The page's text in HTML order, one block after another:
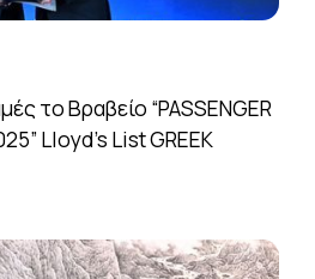
το Βραβείο “PASSENGER
Lloyd’s List GREEK